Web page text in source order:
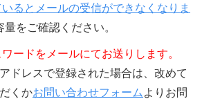
いるとメールの受信ができなくなりま
量をご確認ください。
ードをメールにてお送りします。
ドレスで登録された場合は、改めて
くかお問い合わせフォーム よりお問